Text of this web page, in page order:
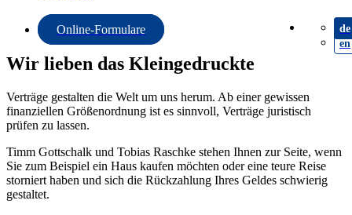
Online-Formulare
de
en
Wir lieben das Kleingedruckte
Verträge gestalten die Welt um uns herum. Ab einer gewissen
finanziellen Größenordnung ist es sinnvoll, Verträge juristisch
prüfen zu lassen.
Timm Gottschalk und Tobias Raschke stehen Ihnen zur Seite, wenn
Sie zum Beispiel ein Haus kaufen möchten oder eine teure Reise
storniert haben und sich die Rückzahlung Ihres Geldes schwierig
gestaltet.